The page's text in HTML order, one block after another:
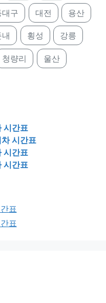
대구 대전 용산
횡성 강릉
청량리 울산
시간표
시간표
시간표
시간표
표
표